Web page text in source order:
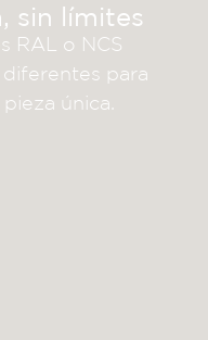
sin límites
RAL o NCS
para
única.